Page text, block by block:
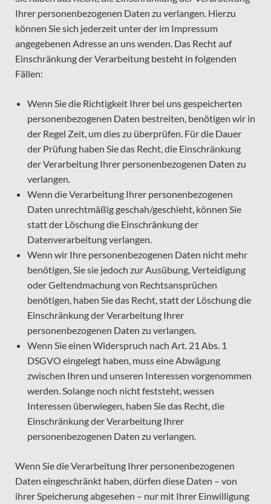
Ihrer personenbezogenen Daten zu verlangen. Hierzu
können Sie sich jederzeit unter der im Impressum
angegebenen Adresse an uns wenden. Das Recht auf
Einschränkung der Verarbeitung besteht in folgenden
Fällen:
Wenn Sie die Richtigkeit Ihrer bei uns gespeicherten
personenbezogenen Daten bestreiten, benötigen wir in
der Regel Zeit, um dies zu überprüfen. Für die Dauer
der Prüfung haben Sie das Recht, die Einschränkung
der Verarbeitung Ihrer personenbezogenen Daten zu
verlangen.
Wenn die Verarbeitung Ihrer personenbezogenen
Daten unrechtmäßig geschah/geschieht, können Sie
statt der Löschung die Einschränkung der
Datenverarbeitung verlangen.
Wenn wir Ihre personenbezogenen Daten nicht mehr
benötigen, Sie sie jedoch zur Ausübung, Verteidigung
oder Geltendmachung von Rechtsansprüchen
benötigen, haben Sie das Recht, statt der Löschung die
Einschränkung der Verarbeitung Ihrer
personenbezogenen Daten zu verlangen.
Wenn Sie einen Widerspruch nach Art. 21 Abs. 1
DSGVO eingelegt haben, muss eine Abwägung
zwischen Ihren und unseren Interessen vorgenommen
werden. Solange noch nicht feststeht, wessen
Interessen überwiegen, haben Sie das Recht, die
Einschränkung der Verarbeitung Ihrer
personenbezogenen Daten zu verlangen.
Wenn Sie die Verarbeitung Ihrer personenbezogenen
Daten eingeschränkt haben, dürfen diese Daten – von
ihrer Speicherung abgesehen – nur mit Ihrer Einwilligung